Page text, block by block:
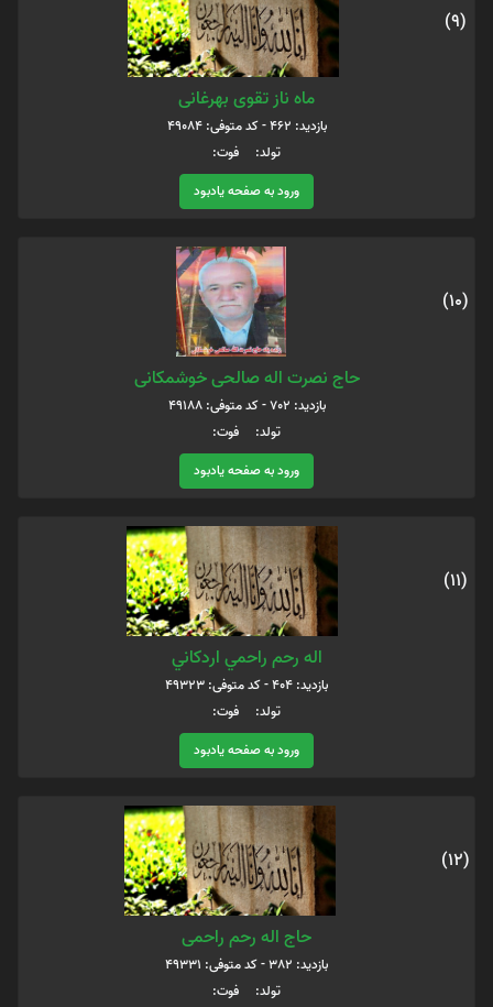
(9)
ماه ناز تقوی بهرغانی
بازدید: 462 - کد متوفی: 49084
تولد: فوت:
ورود به صفحه یادبود
(10)
حاج نصرت اله صالحی خوشمکانی
بازدید: 702 - کد متوفی: 49188
تولد: فوت:
ورود به صفحه یادبود
(11)
اله رحم راحمي اردكاني
بازدید: 404 - کد متوفی: 49323
تولد: فوت:
ورود به صفحه یادبود
(12)
حاج اله رحم راحمی
بازدید: 382 - کد متوفی: 49331
تولد: فوت: